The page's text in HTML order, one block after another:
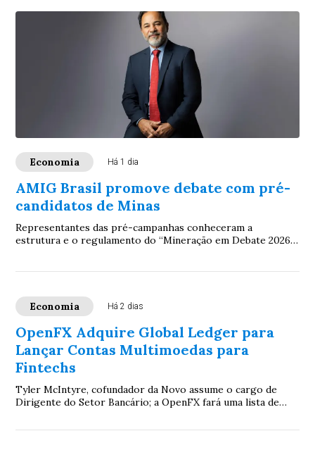
Economia Há 1 dia
AMIG Brasil promove debate com pré-
candidatos de Minas
Representantes das pré-campanhas conheceram a
estrutura e o regulamento do “Mineração em Debate 2026”,
Economia Há 2 dias
OpenFX Adquire Global Ledger para
Lançar Contas Multimoedas para
Fintechs
Tyler McIntyre, cofundador da Novo assume o cargo de
Dirigente do Setor Bancário; a OpenFX fará uma lista de